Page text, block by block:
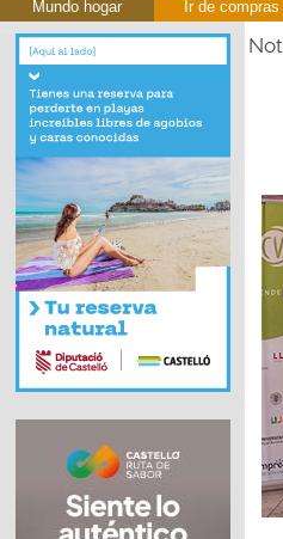
Mundo hogar Ir de compras